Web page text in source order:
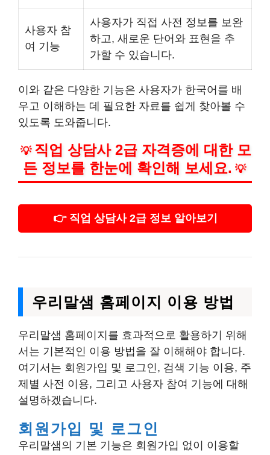
사용자 참
여 기능
사용자가 직접 사전 정보를 보완
하고, 새로운 단어와 표현을 추
가할 수 있습니다.
이와 같은 다양한 기능은 사용자가 한국어를 배
우고 이해하는 데 필요한 자료를 쉽게 찾아볼 수
있도록 도와줍니다.
💡 직업 상담사 2급 자격증에 대한 모
든 정보를 한눈에 확인해 보세요. 💡
👉 직업 상담사 2급 정보 알아보기
우리말샘 홈페이지 이용 방법
우리말샘 홈페이지를 효과적으로 활용하기 위해
서는 기본적인 이용 방법을 잘 이해해야 합니다.
여기서는 회원가입 및 로그인, 검색 기능 이용, 주
제별 사전 이용, 그리고 사용자 참여 기능에 대해
설명하겠습니다.
회원가입 및 로그인
우리말샘의 기본 기능은 회원가입 없이 이용할